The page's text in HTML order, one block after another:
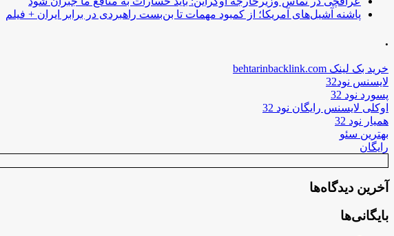
پاشنه آشیل‌های آمریکا؛ از کمبود مهمات تا بن‌بست راهبردی در برابر ایران + فیلم
.
خرید بک لینک behtarinbacklink.com
لایسنس نود32
پسورد نود 32
اوکلی لایسنس رایگان نود 32
همیار نود 32
بهترین سئو
رایگان
آخرین دیدگاه‌ها
بایگانی‌ها